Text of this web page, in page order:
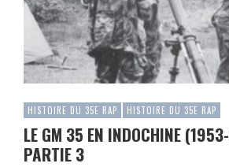
HISTOIRE DU 35E RAP HISTOIRE DU 35E RAP
LE GM 35 EN INDOCHINE
PARTIE 3